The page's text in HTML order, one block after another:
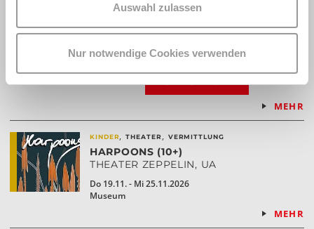
Auswahl zulassen
Nur notwendige Cookies verwenden
SHAKE BABY SHAKE: DJ USCHI &
Museum
MEHR
KINDER,THEATER , VERMITTLUNG
HARPOONS (10+)
THEATER ZEPPELIN, UA
Do 19.11. - Mi 25.11.2026
Museum
MEHR